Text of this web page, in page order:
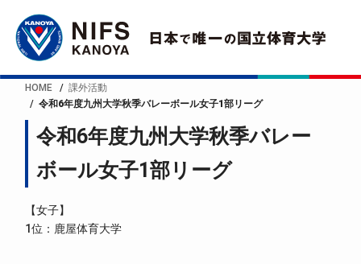
HOME
課外活動
令和6年度九州大学秋季バレーボール女子1部リーグ
令和6年度九州大学秋季バレー
ボール女子1部リーグ
【女子】
1位：鹿屋体育大学